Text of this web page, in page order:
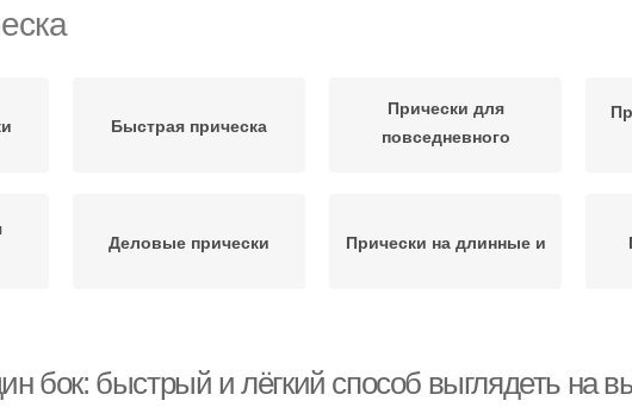
Быстрая прическа
Прически для
повседневного
Деловые прически Прически на длинные и
бок: быстрый и лёгкий способ выглядеть на